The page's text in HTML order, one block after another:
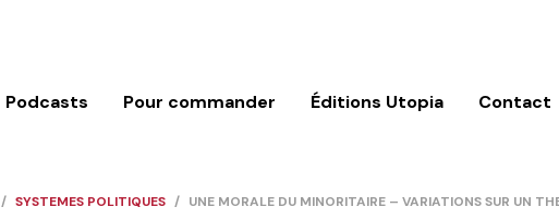
Podcasts Pour commander Éditions Utopia Contact
/ SYSTEMES POLITIQUES / UNE MORALE DU MINORITAIRE – VARIATIONS SUR UN